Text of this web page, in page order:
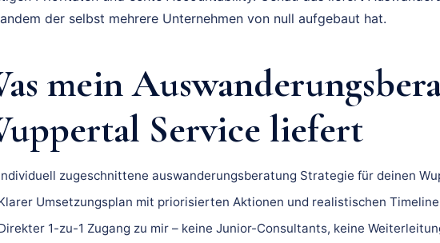
der selbst mehrere Unternehmen von null aufgebaut hat.
mein
Service liefert
zugeschnittene auswanderungsberatung Strategie für deinen
Umsetzungsplan mit priorisierten Aktionen und realistischen
1-zu-1 Zugang zu mir – keine Junior-Consultants, keine